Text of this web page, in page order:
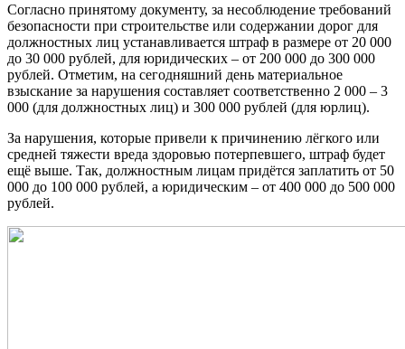
Согласно принятому документу, за несоблюдение требований
безопасности при строительстве или содержании дорог для
должностных лиц устанавливается штраф в размере от 20 000
до 30 000 рублей, для юридических – от 200 000 до 300 000
рублей. Отметим, на сегодняшний день материальное
взыскание за нарушения составляет соответственно 2 000 – 3
000 (для должностных лиц) и 300 000 рублей (для юрлиц).
За нарушения, которые привели к причинению лёгкого или
средней тяжести вреда здоровью потерпевшего, штраф будет
ещё выше. Так, должностным лицам придётся заплатить от 50
000 до 100 000 рублей, а юридическим – от 400 000 до 500 000
рублей.